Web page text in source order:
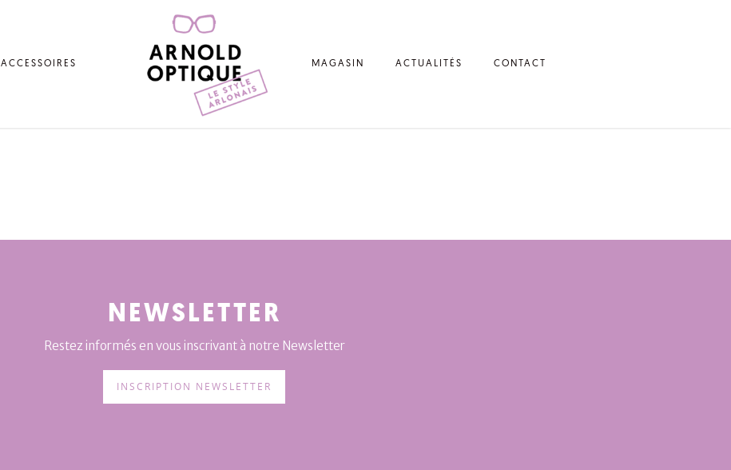
ACCESSOIRES MAGASIN ACTUALITÉS CONTACT
NEWSLETTER
Restez informés en vous inscrivant à notre Newsletter
INSCRIPTION NEWSLETTER